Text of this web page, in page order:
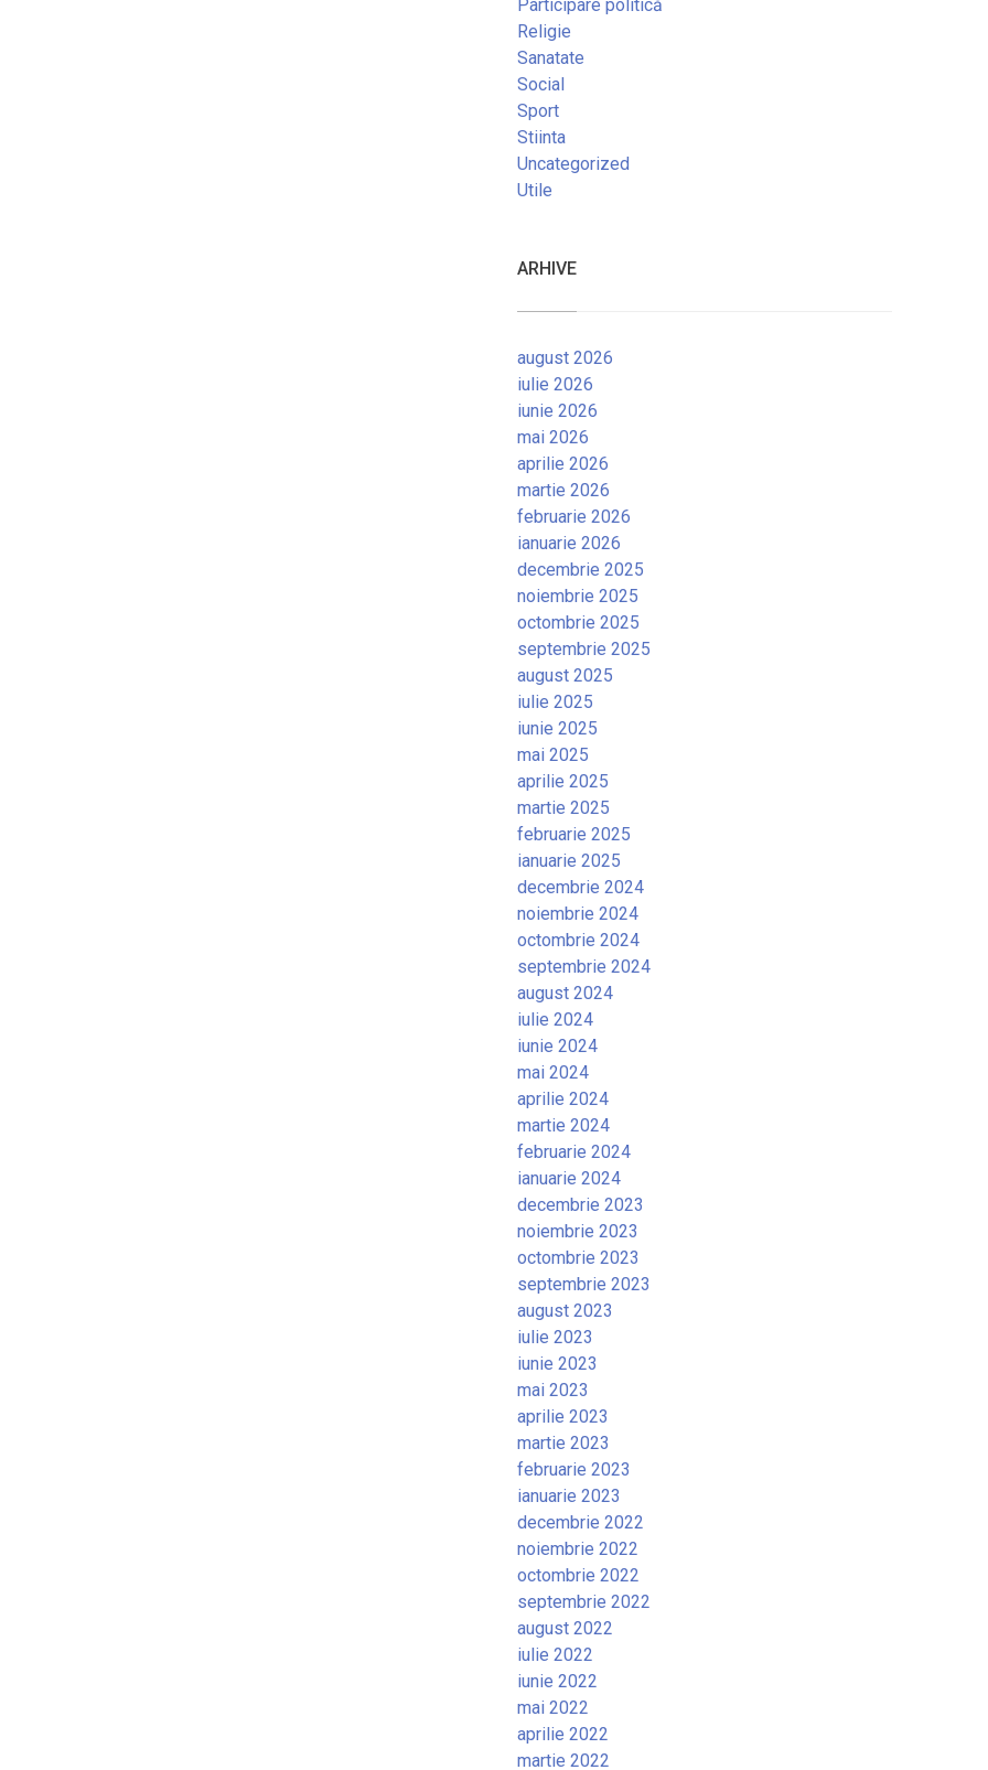
Participare politică
Religie
Sanatate
Social
Sport
Stiinta
Uncategorized
Utile
ARHIVE
august 2026
iulie 2026
iunie 2026
mai 2026
aprilie 2026
martie 2026
februarie 2026
ianuarie 2026
decembrie 2025
noiembrie 2025
octombrie 2025
septembrie 2025
august 2025
iulie 2025
iunie 2025
mai 2025
aprilie 2025
martie 2025
februarie 2025
ianuarie 2025
decembrie 2024
noiembrie 2024
octombrie 2024
septembrie 2024
august 2024
iulie 2024
iunie 2024
mai 2024
aprilie 2024
martie 2024
februarie 2024
ianuarie 2024
decembrie 2023
noiembrie 2023
octombrie 2023
septembrie 2023
august 2023
iulie 2023
iunie 2023
mai 2023
aprilie 2023
martie 2023
februarie 2023
ianuarie 2023
decembrie 2022
noiembrie 2022
octombrie 2022
septembrie 2022
august 2022
iulie 2022
iunie 2022
mai 2022
aprilie 2022
martie 2022